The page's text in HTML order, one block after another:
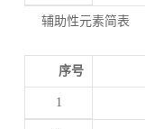
辅助性元素简表
序号
1